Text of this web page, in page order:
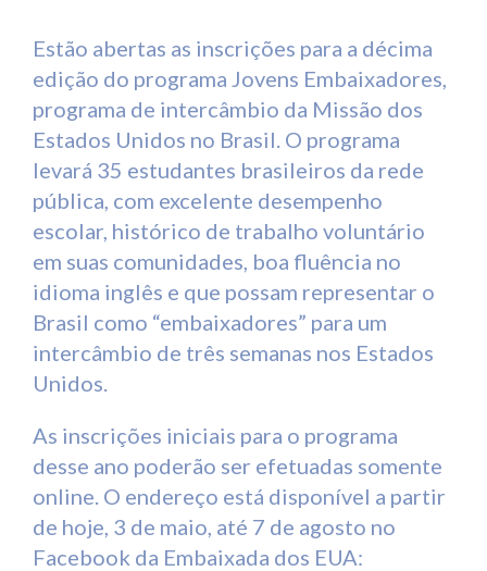
Estão abertas as inscrições para a décima
edição do programa Jovens Embaixadores,
programa de intercâmbio da Missão dos
Estados Unidos no Brasil. O programa
levará 35 estudantes brasileiros da rede
pública, com excelente desempenho
escolar, histórico de trabalho voluntário
em suas comunidades, boa fluência no
idioma inglês e que possam representar o
Brasil como “embaixadores” para um
intercâmbio de três semanas nos Estados
Unidos.
As inscrições iniciais para o programa
desse ano poderão ser efetuadas somente
online. O endereço está disponível a partir
de hoje, 3 de maio, até 7 de agosto no
Facebook da Embaixada dos EUA: